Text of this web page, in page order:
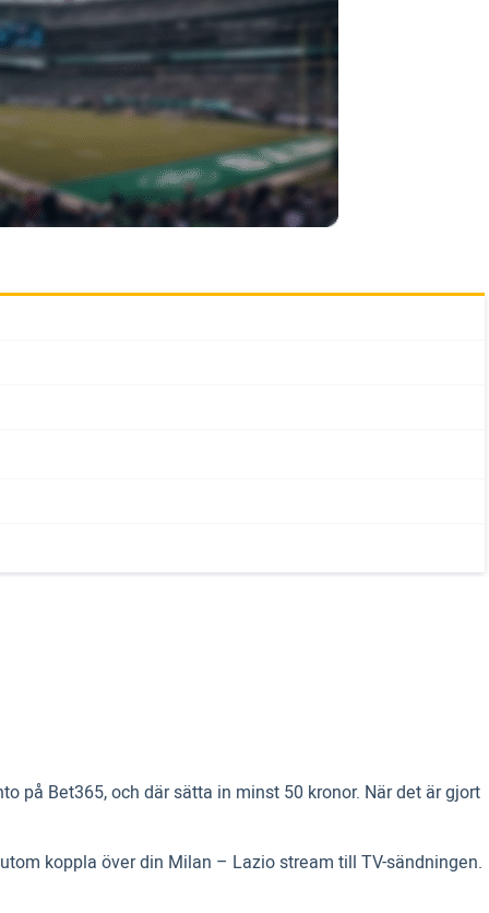
på Bet365, och där sätta in minst 50 kronor. När det är gjort
koppla över din Milan – Lazio stream till TV-sändningen.